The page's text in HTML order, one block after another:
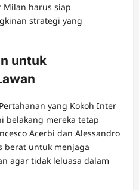
harus siap
strategi yang
untuk
yang Kokoh Inter
belakang mereka tetap
Acerbi dan Alessandro
berat untuk menjaga
agar tidak leluasa dalam